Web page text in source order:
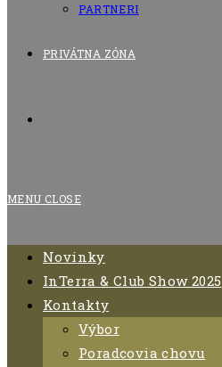
PARTNERI
PRIVÁTNA ZÓNA
SEARCH
MENU CLOSE
Novinky
InTerra & Club Show 2025
Kontakty
Výbor
Poradcovia chovu